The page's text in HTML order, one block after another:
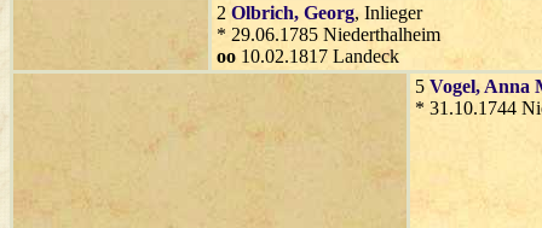
2 Olbrich, Georg, Inlieger
* 29.06.1785 Niederthalheim
oo 10.02.1817 Landeck
5 Vogel, Anna
* 31.10.1744